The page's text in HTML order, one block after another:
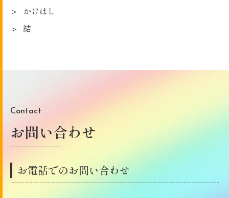
かけはし
結
Contact
お問い合わせ
お電話でのお問い合わせ